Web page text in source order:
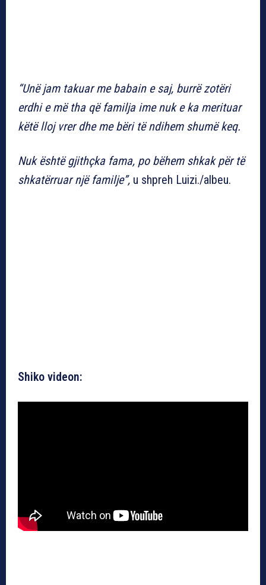
“Unë jam takuar me babain e saj, burrë zotëri
erdhi e më tha që familja ime nuk e ka merituar
këtë lloj vrer dhe me bëri të ndihem shumë keq.
Nuk është gjithçka fama, po bëhem shkak për të
shkatërruar një familje”, u shpreh Luizi./albeu.
Shiko videon: